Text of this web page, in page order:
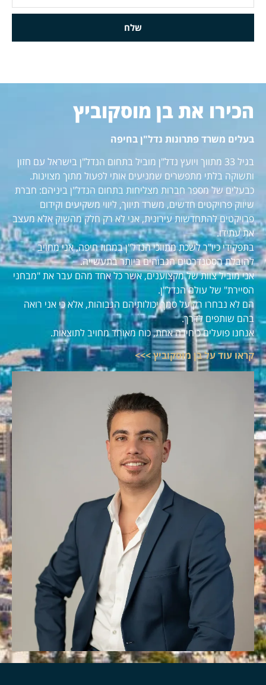
שלח
הכירו את בן מוסקוביץ
בעלים משרד פתרונות נדל"ן בחיפה
בגיל 33 מתווך ויועץ נדל"ן מוביל בתחום הנדל"ן בישראל עם חזון
ותשוקה בלתי מתפשרים שמניעים אותי לפעול מתוך מצוינות.
כבעלים של מספר חברות מצליחות בתחום הנדל"ן ביניהם: חברת
שיווק פרויקטים חדשים, משרד תיווך, ליווי משקיעים וקידום
פרויקטים להתחדשות עירונית, אני לא רק חלק מהשוק אלא מעצב
את עתידו.
בתפקידי כיו"ר לשכת מתווכי הנדל"ן במחוז חיפה, אני מחויב
להובלת הסטנדרטים הגבוהים ביותר בתעשייה.
אני מוביל צוות של מקצוענים, אשר כל אחד מהם עבר את "מבחני
הסיירת" של עולם הנדל"ן.
הם לא נבחרו רק על סמך יכולותיהם הגבוהות, אלא כי אני רואה
בהם שותפים לדרך.
אנחנו פועלים כיחידה אחת, כוח מאוחד מחויב לתוצאות.
קראו עוד על בן מוסקוביץ >>>